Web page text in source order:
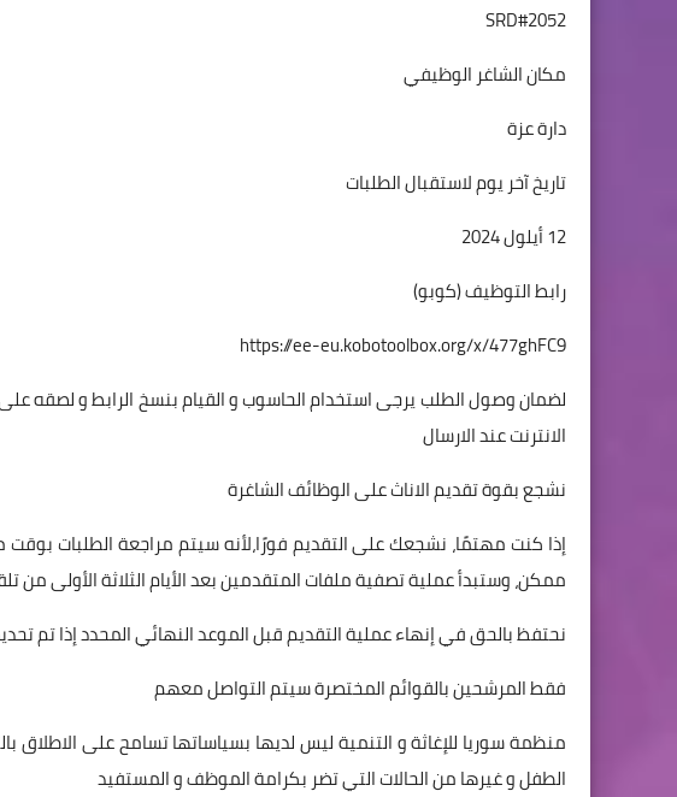
SRD#2052
مكان الشاغر الوظيفي
دارة عزة
تاريخ آخر يوم لاستقبال الطلبات
12 أيلول 2024
رابط التوظيف (كوبو)
https://ee-eu.kobotoolbox.org/x/477ghFC9
لضمان وصول الطلب يرجى استخدام الحاسوب و القيام بنسخ الرابط و لصقه
الانترنت عند الارسال
نشجع بقوة تقديم الاناث على الوظائف الشاغرة
إذا كنت مهتمًا، نشجعك على التقديم فورًا،لأنه سيتم مراجعة الطلبات
ممكن، وستبدأ عملية تصفية ملفات المتقدمين بعد الأيام الثلاثة الأولى من
نحتفظ بالحق في إنهاء عملية التقديم قبل الموعد النهائي المحدد إذا تم
فقط المرشحين بالقوائم المختصرة سيتم التواصل معهم
منظمة سوريا للإغاثة و التنمية ليس لديها بسياساتها تسامح على الاطلاق
الطفل و غيرها من الحالات التي تضر بكرامة الموظف و المستفيد